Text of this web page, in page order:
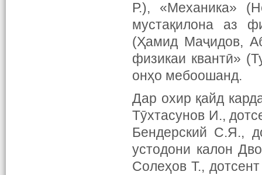
Р.), «Механика»
мустақилона аз
(Ҳамид Маҷидов,
физикаи квантӣ»
онҳо мебоошанд.
Дар охир қайд
Тӯхтасунов И.,
Бендерский С.Я.,
устодони калон
Солеҳов Т.,